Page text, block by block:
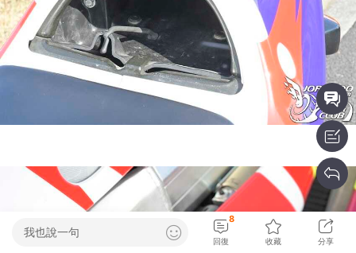
我也說一句
回復
8
收藏 分享